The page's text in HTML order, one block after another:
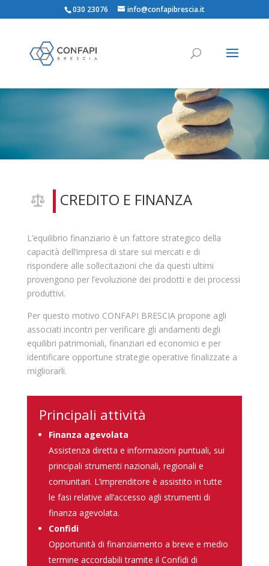
030 23076 info@confapibrescia.it
CREDITO E FINANZA
L’equilibrio finanziario è un fattore strategico della
capacità dell’impresa di stare sui mercati e di
rispondere alle sollecitazioni che da questi ultimi
provengono per l’evoluzione dei prodotti e dei processi
produttivi.
Per questo motivo CONFAPI BRESCIA propone agli
associati incontri per verificare gli andamenti degli
equilibri patrimoniali, finanziari ed economici e per
identificare opportune strategie operative finalizzate a
migliorarli.
Principali attività
Finanza agevolata
Assistenza diretta e informazioni puntuali, sui
principali strumenti nazionali, regionali e
comunitari. L’imprenditore è assistito in tutte
le fasi relative all’accesso agli strumenti di
finanza agevolata.
Confidi
Opportunità di finanziamento a breve e medio
termine accordabili tramite il Confidi di